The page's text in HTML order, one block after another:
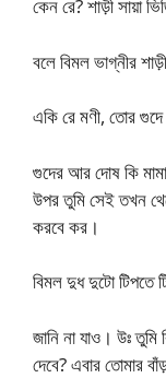
কেন রে? শাড়ী সায়া
বলে বিমল ভাগ্নীর
একি রে মণী, তোর গুদে
গুদের আর দোষ কি
উপর তুমি সেই তখন
করবে কর।
বিমল দুধ দুটো টিপতে
জানি না যাও। উঃ
দেবে? এবার তোমার